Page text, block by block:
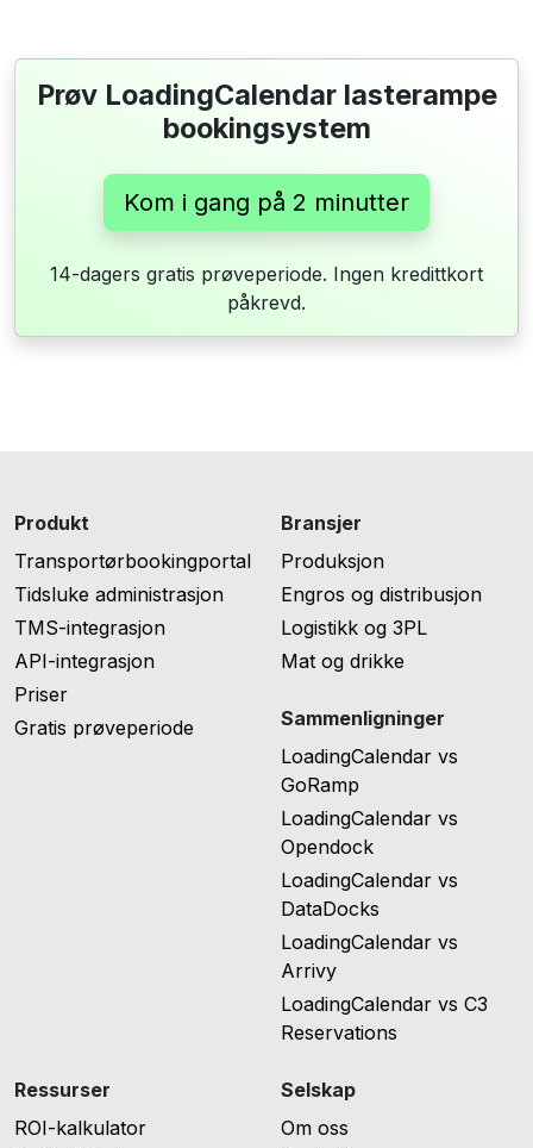
Prøv LoadingCalendar lasterampe
bookingsystem
Kom i gang på 2 minutter
14-dagers gratis prøveperiode. Ingen kredittkort
påkrevd.
Produkt
Transportørbookingportal
Tidsluke administrasjon
TMS-integrasjon
API-integrasjon
Priser
Gratis prøveperiode
Bransjer
Produksjon
Engros og distribusjon
Logistikk og 3PL
Mat og drikke
Sammenligninger
LoadingCalendar vs
GoRamp
LoadingCalendar vs
Opendock
LoadingCalendar vs
DataDocks
LoadingCalendar vs
Arrivy
LoadingCalendar vs C3
Reservations
Ressurser
ROI-kalkulator
Selskap
Om oss